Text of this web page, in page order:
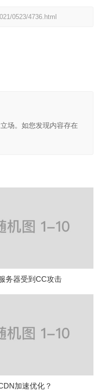
0523/4736.html
场。如您发现内容存在
务器受到CC攻击
加速优化？